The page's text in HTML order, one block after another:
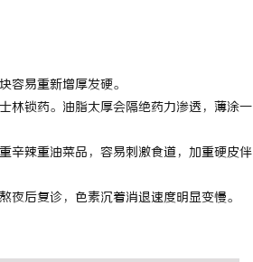
容易重新增厚发硬。
林锁药。油脂太厚会隔绝药力渗透，薄涂一
辛辣重油菜品，容易刺激食道，加重硬皮伴
后复诊，色素沉着消退速度明显变慢。